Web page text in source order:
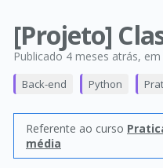
[Projeto]
Publicado 4 meses atrás,
Back-end Python
Referente ao curso
média